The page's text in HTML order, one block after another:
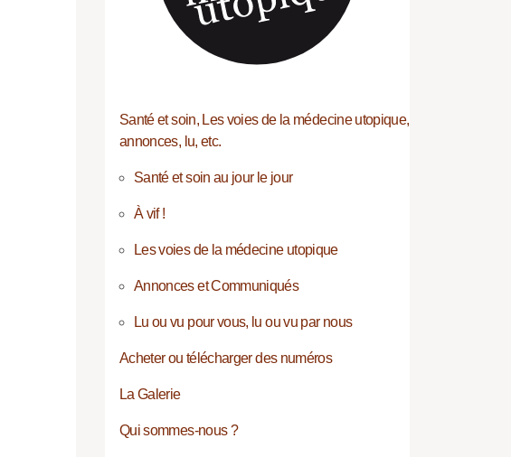
Santé et soin, Les voies de la médecine utopique,
annonces, lu, etc.
Santé et soin au jour le jour
À vif !
Les voies de la médecine utopique
Annonces et Communiqués
Lu ou vu pour vous, lu ou vu par nous
Acheter ou télécharger des numéros
La Galerie
Qui sommes-nous ?